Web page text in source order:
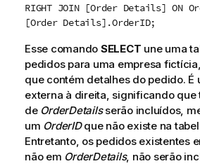
RIGHT JOIN [Order Details] ON
[Order Details].OrderID;
Esse comando SELECT une uma
pedidos para uma empresa
que contém detalhes do pedido. É
externa à direita, significando que
de OrderDetailsserão incluídos,
um OrderIDque não existe na
Entretanto, os pedidos existentes
não em OrderDetails, não serão